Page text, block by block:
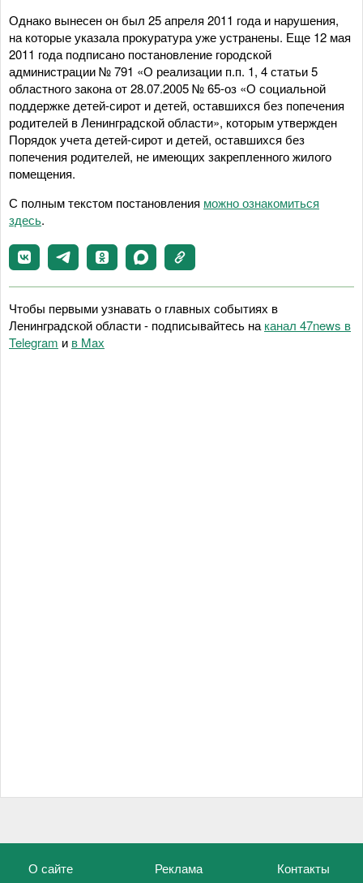
Однако вынесен он был 25 апреля 2011 года и нарушения,
на которые указала прокуратура уже устранены. Еще 12 мая
2011 года подписано постановление городской
администрации № 791 «О реализации п.п. 1, 4 статьи 5
областного закона от 28.07.2005 № 65-оз «О социальной
поддержке детей-сирот и детей, оставшихся без попечения
родителей в Ленинградской области», которым утвержден
Порядок учета детей-сирот и детей, оставшихся без
попечения родителей, не имеющих закрепленного жилого
помещения.
С полным текстом постановления можно ознакомиться
здесь.
Чтобы первыми узнавать о главных событиях в
Ленинградской области - подписывайтесь на канал 47news в
Telegram и в Maх
О сайте Реклама Контакты